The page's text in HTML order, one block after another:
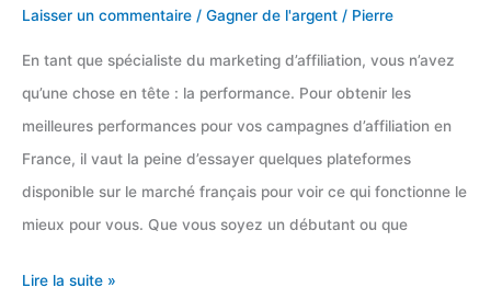
Laisser un commentaire / Gagner de l'argent / Pierre
En tant que spécialiste du marketing d’affiliation, vous n’avez
qu’une chose en tête : la performance. Pour obtenir les
meilleures performances pour vos campagnes d’affiliation en
France, il vaut la peine d’essayer quelques plateformes
disponible sur le marché français pour voir ce qui fonctionne le
mieux pour vous. Que vous soyez un débutant ou que
Liste
Lire la suite »